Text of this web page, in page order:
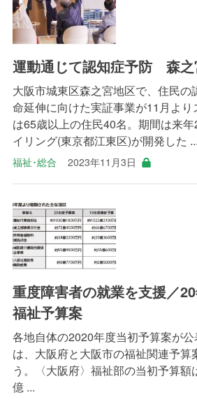
運動通じて認知症予防 森之
大阪市城東区森之宮地区で、住民の
命延伸に向けた実証事業が11月よ
は65歳以上の住民40名。期間は来
イリング(東京都江東区)が開発した ...
福祉･総合 2023年11月3日
重度障害者の就業を支援／
福祉予算案
各地自体の2020年度当初予算案が
は、大阪府と大阪市の福祉関連予算
う。〈大阪府〉福祉部の当初予算
億 ...